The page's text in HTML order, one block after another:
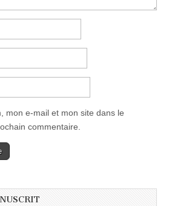
mon e-mail et mon site dans le
commentaire.